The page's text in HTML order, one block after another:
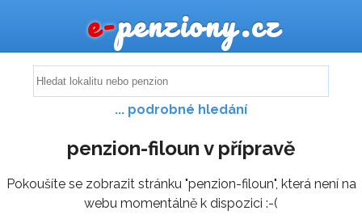
e-penziony.cz
... podrobné hledání
penzion-filoun v přípravě
Pokoušíte se zobrazit stránku "penzion-filoun", která není na
webu momentálně k dispozici :-(